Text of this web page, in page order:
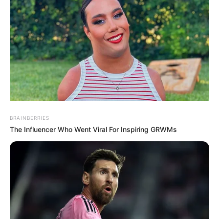
verschiedener Experten
soll das geschätzte Vermögen von Boris Becker im
Augenblick rund 5 Millionen Euro betragen. Vor
einigen Jahren hatte der ehemalige Tennisprofi ein
Vermögen von über 100 Millionen Euro besessen. Und
obwohl Becker einen Großteil seiner Vermögens
verprassten hat, wird geschätzt, dass Beckers
jährliches Einkommen sich auch jetzt noch auf
ungefähr 1.000.000 € belaufen soll. Boris Becker selbst
seinem Einkommen gemacht. Allein die Summe seiner
Preisgelder bei Turnieren beläuft sich auf mehr als 25
Millionen US-Dollar.
Ist Ex-Tennisprofi Boris Becker pleite?
Vor einigen Jahren geisterte das Gerücht durch die
Medien, dass der ehemalige Tennisprofi pleite sei.
Doch dies scheint nicht der Fall zu sein. Denn heute hat
BRAINBERRIES
The Influencer Who Went Viral For Inspiring GRWMs